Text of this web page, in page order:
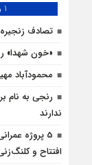
1 روز
تصادف زنجیره‌ای در
«خون شهدا»
محمودآباد
رنجی به نام
ندارند
افتتاح و